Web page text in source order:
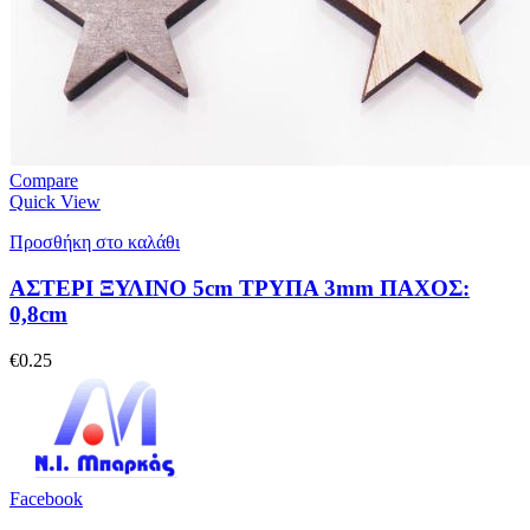
Compare
Quick View
Προσθήκη στο καλάθι
ΑΣΤΕΡΙ ΞΥΛΙΝΟ 5cm ΤΡΥΠΑ 3mm ΠΑΧΟΣ:
0,8cm
€0.25
Facebook